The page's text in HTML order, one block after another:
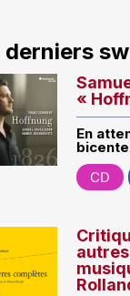
derniers
«
En
CD